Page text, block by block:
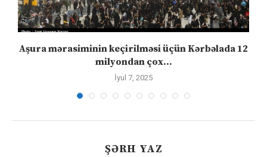
Aşura mərasiminin keçirilməsi üçün Kərbəlada 12
milyondan çox...
İyul 7, 2025
ŞƏRH YAZ